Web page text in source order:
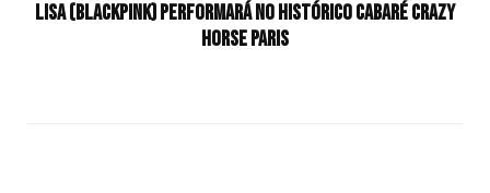
Lisa (BLACKPINK) performará no histórico cabaré Crazy
Horse Paris